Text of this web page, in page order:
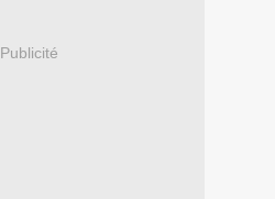
Publicité